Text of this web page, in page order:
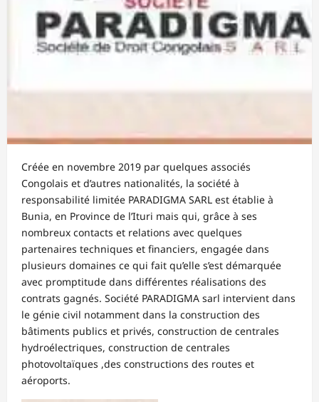
Créée en novembre 2019 par quelques associés
Congolais et d’autres nationalités, la société à
responsabilité limitée PARADIGMA SARL est établie à
Bunia, en Province de l’Ituri mais qui, grâce à ses
nombreux contacts et relations avec quelques
partenaires techniques et financiers, engagée dans
plusieurs domaines ce qui fait qu’elle s’est démarquée
avec promptitude dans différentes réalisations des
contrats gagnés. Société PARADIGMA sarl intervient dans
le génie civil notamment dans la construction des
bâtiments publics et privés, construction de centrales
hydroélectriques, construction de centrales
photovoltaïques ,des constructions des routes et
aéroports.